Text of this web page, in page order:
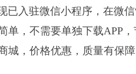
入驻微信小程序，在微信
单，不需要单独下载APP
城，价格优惠，质量有保障